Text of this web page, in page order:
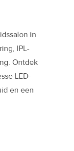
in
IPL-
Ontdek
LED-
en een